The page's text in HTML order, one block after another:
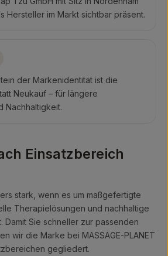
Hersteller im Markt sichtbar präsent.
der Markenidentität ist die
Neukauf – für längere
Nachhaltigkeit.
Einsatzbereich
stark, wenn es um maßgefertigte
Therapielösungen und nachhaltige
Damit Sie schneller zur passenden
wir die Marke bei MASSAGE-PLANET
gegliedert.